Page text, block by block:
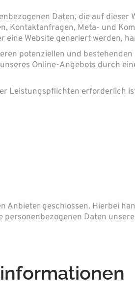
Daten, die auf dieser
Kontaktanfragen, Meta- und
eine Website generiert werden,
potenziellen und bestehenden
Online-Angebots durch
Leistungspflichten erforderlich
Anbieter geschlossen. Hierbei
Daten